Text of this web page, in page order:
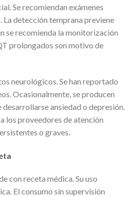
Se recomiendan exámenes
detección temprana previene
se recomienda la monitorización
prolongados son motivo de
neurológicos. Se han reportado
Ocasionalmente, se producen
desarrollarse ansiedad o depresión.
los proveedores de atención
o graves.
con receta médica. Su uso
El consumo sin supervisión